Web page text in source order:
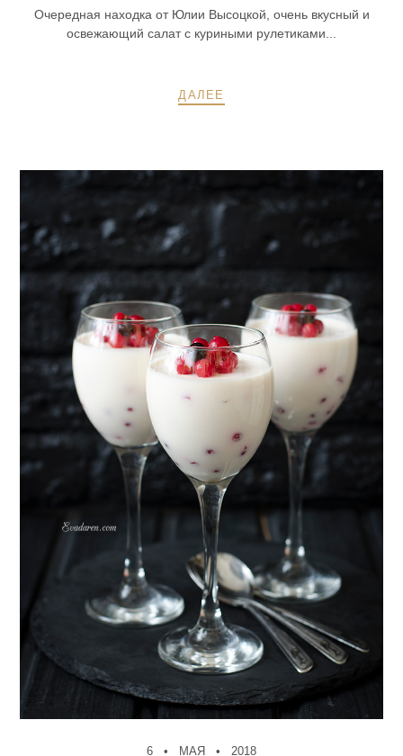
Очередная находка от Юлии Высоцкой, очень вкусный и
освежающий салат с куриными рулетиками...
ДАЛЕЕ
6 МАЯ 2018